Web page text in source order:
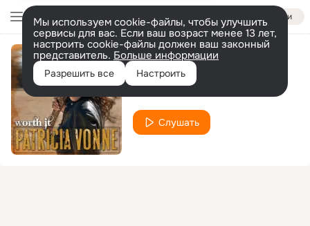
Войти
Мы используем cookie-файлы, чтобы улучшить
сервисы для вас. Если ваш возраст менее 13 лет,
настроить cookie-файлы должен ваш законный
представитель. Больше информации
Разрешить все Настроить
Traeme Paz
Слушать